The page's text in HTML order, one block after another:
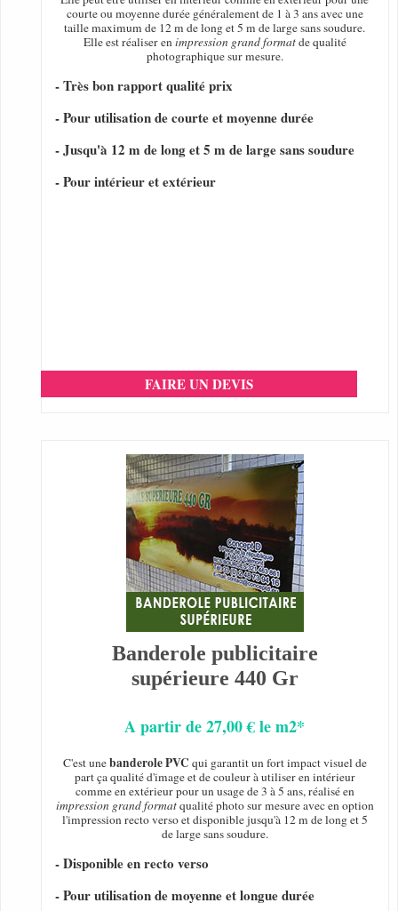
courte ou moyenne durée généralement de 1 à 3 ans avec une
taille maximum de 12 m de long et 5 m de large sans soudure.
Elle est réaliser enimpression grand formatde qualité
photographique sur mesure.
- Très bon rapport qualité prix
- Pour utilisation de courte et moyenne durée
- Jusqu'à 12 m de long et 5 m de large sans soudure
- Pour intérieur et extérieur
FAIRE UN DEVIS
Banderole publicitaire
supérieure 440 Gr
A partir de 27,00 € le m2*
C'est unebanderole PVC qui garantit un fort impact visuel de
part ça qualité d'image et de couleur à utiliser en intérieur
comme en extérieur pour un usage de 3 à 5 ans, réalisé en
impression grand formatqualité photo sur mesure avec en option
l'impression recto verso et disponible jusqu'à 12 m de long et 5
de large sans soudure.
- Disponible en recto verso
- Pour utilisation de moyenne et longue durée